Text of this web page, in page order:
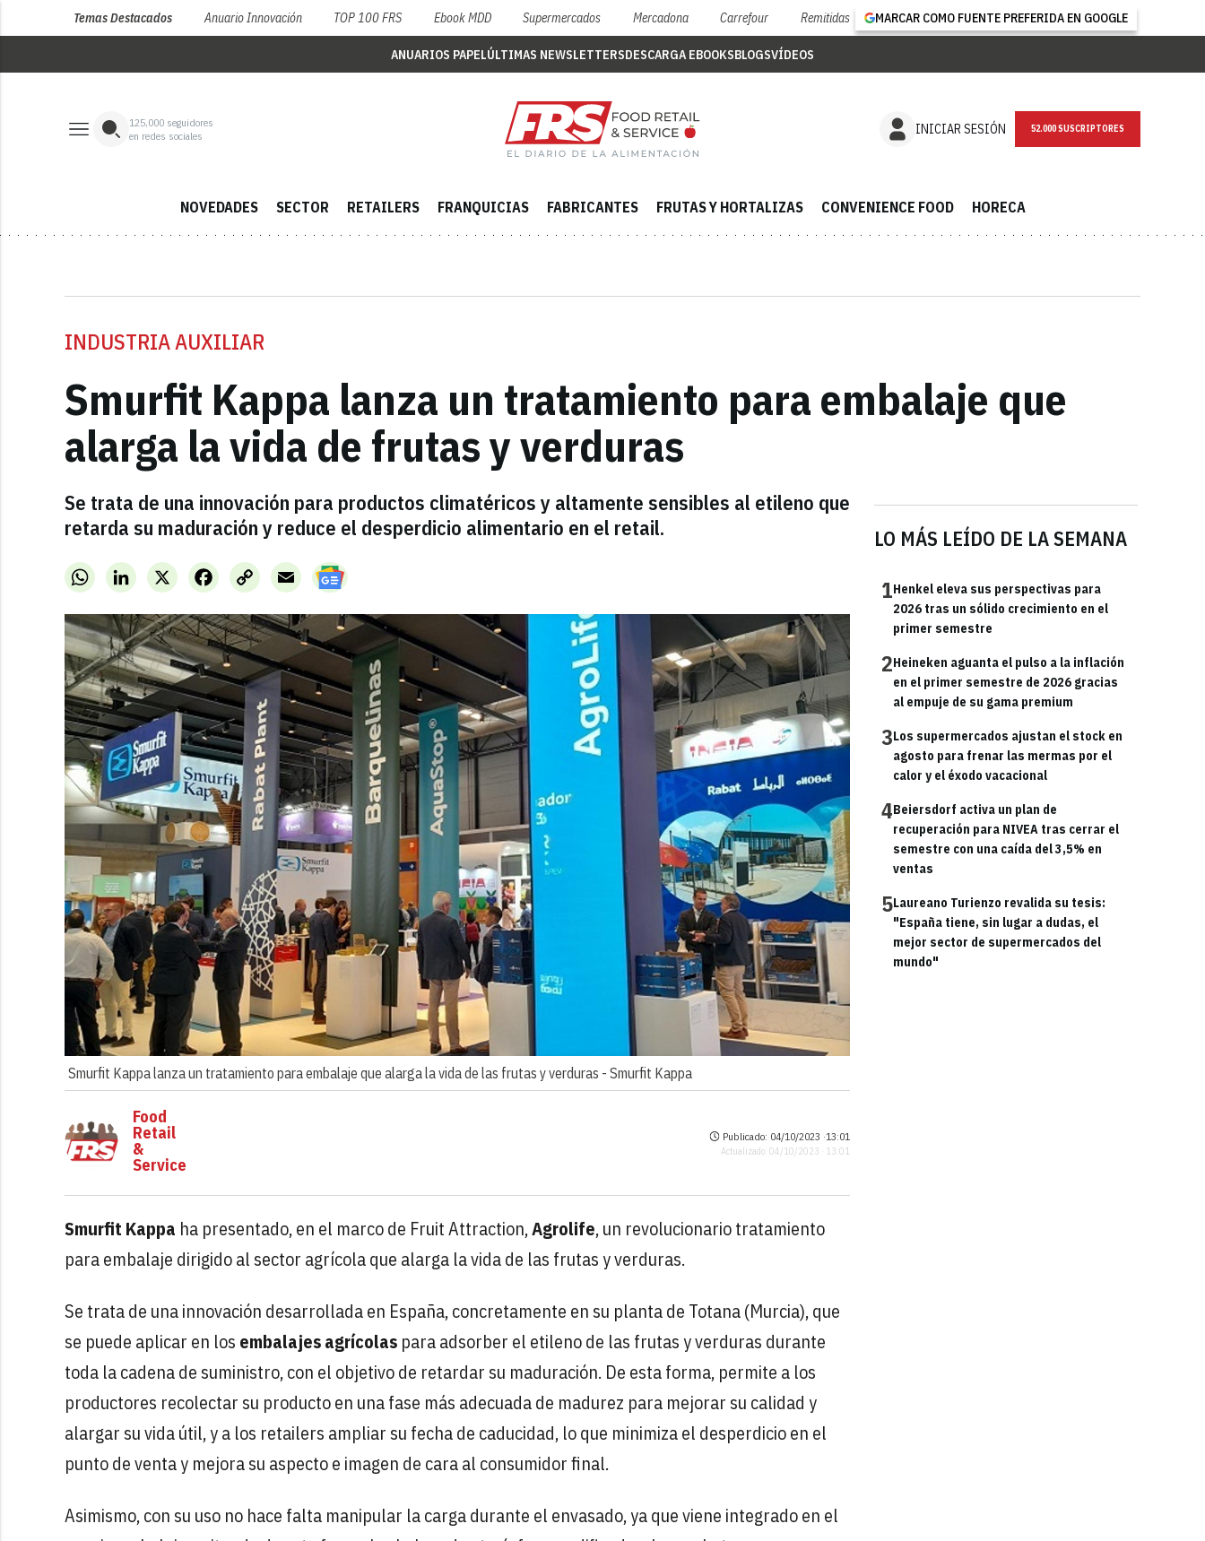
Temas Destacados Anuario Innovación TOP 100 FRS Ebook MDD Supermercados Mercadona Carrefour Remitidas MARCAR COMO FUENTE PREFERIDA EN GOOGLE
ANUARIOS PAPELÚLTIMAS NEWSLETTERSDESCARGA EBOOKSBLOGSVÍDEOS
125,000 seguidores
en redes sociales
INICIAR SESIÓN NEWSLETTER
NOVEDADES SECTOR RETAILERS FRANQUICIAS FABRICANTES FRUTAS Y HORTALIZAS CONVENIENCE FOOD HORECA
INDUSTRIA AUXILIAR
Smurfit Kappa lanza un tratamiento para embalaje que
alarga la vida de frutas y verduras
Se trata de una innovación para productos climatéricos y altamente sensibles al etileno que
retarda su maduración y reduce el desperdicio alimentario en el retail.
WhatsAppLinkedInX FacebookCopy
Link
Email
Smurfit Kappa lanza un tratamiento para embalaje que alarga la vida de las frutas y verduras - Smurfit Kappa
LO MÁS LEÍDO DE LA SEMANA
1Henkel eleva sus perspectivas para
2026 tras un sólido crecimiento en el
primer semestre
2Heineken aguanta el pulso a la inflación
en el primer semestre de 2026 gracias
al empuje de su gama premium
3Los supermercados ajustan el stock en
agosto para frenar las mermas por el
calor y el éxodo vacacional
4Beiersdorf activa un plan de
recuperación para NIVEA tras cerrar el
semestre con una caída del 3,5% en
ventas
5Laureano Turienzo revalida su tesis:
"España tiene, sin lugar a dudas, el
mejor sector de supermercados del
mundo"
Food
Retail
&
Service
Publicado: 04/10/2023 ·13:01
Actualizado: 04/10/2023 · 13:01
Smurfit Kappa ha presentado, en el marco de Fruit Attraction,Agrolife, un revolucionario tratamiento
para embalaje dirigido al sector agrícola que alarga la vida de las frutas y verduras.
Se trata de una innovación desarrollada en España, concretamente en su planta de Totana (Murcia), que
se puede aplicar en los embalajes agrícolas para adsorber el etileno de las frutas y verduras durante
toda la cadena de suministro, con el objetivo de retardar su maduración. De esta forma, permite a los
productores recolectar su producto en una fase más adecuada de madurez para mejorar su calidad y
alargar su vida útil, y a los retailers ampliar su fecha de caducidad, lo que minimiza el desperdicio en el
punto de venta y mejora su aspecto e imagen de cara al consumidor final.
Asimismo, con su uso no hace falta manipular la carga durante el envasado, ya que viene integrado en el